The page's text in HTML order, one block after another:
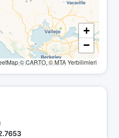
+
−
© CARTO, © MTA Yerbilimleri